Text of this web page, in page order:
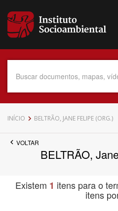
para
conteúdo
Data do Documento
INÍCIO BELTRÃO, JANE FELIPE (ORG.)
VOLTAR
BELTRÃO,
Existem 1 itens para o
itens